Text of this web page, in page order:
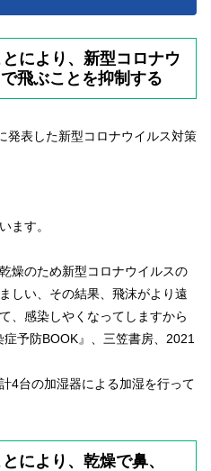
により、新型コロナウ
飛ぶことを抑制する
発表した新型コロナウイルス対策
ます。
燥のため新型コロナウイルスの
しい、その結果、飛沫がより遠
、感染しやくなってしますから
予防BOOK』、三笠書房、2021
4台の加湿器による加湿を行って
により、乾燥で鼻、